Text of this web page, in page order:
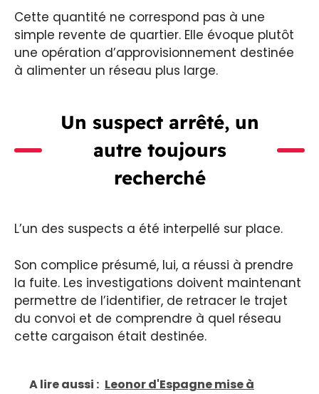
Cette quantité ne correspond pas à une
simple revente de quartier. Elle évoque plutôt
une opération d’approvisionnement destinée
à alimenter un réseau plus large.
Un suspect arrêté, un
autre toujours
recherché
L’un des suspects a été interpellé sur place.
Son complice présumé, lui, a réussi à prendre
la fuite. Les investigations doivent maintenant
permettre de l’identifier, de retracer le trajet
du convoi et de comprendre à quel réseau
cette cargaison était destinée.
A lire aussi : Leonor d'Espagne mise à